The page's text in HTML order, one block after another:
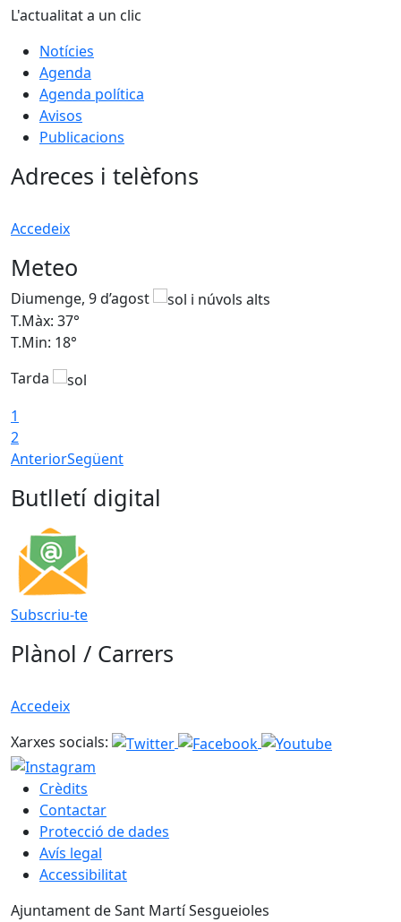
L'actualitat a un clic
Notícies
Agenda
Agenda política
Avisos
Publicacions
Adreces i telèfons
Accedeix
Meteo
Diumenge, 9 d’agost
T.Màx: 37°
T.Min: 18°
Tarda
1
2
AnteriorSegüent
Butlletí digital
Subscriu-te
Plànol / Carrers
Accedeix
Xarxes socials:
Crèdits
Contactar
Protecció de dades
Avís legal
Accessibilitat
Ajuntament de Sant Martí Sesgueioles